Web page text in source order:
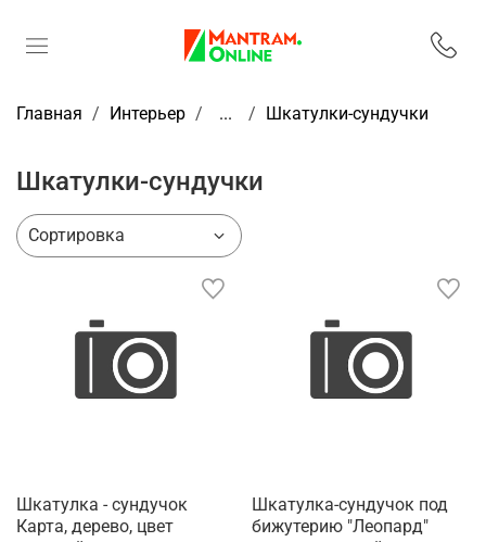
Главная Интерьер ... Шкатулки-сундучки
Шкатулки-сундучки
Шкатулка - сундучок
Карта, дерево, цвет
Шкатулка-сундучок под
бижутерию "Леопард"